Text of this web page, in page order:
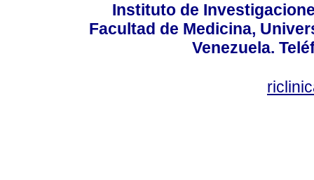
Instituto de
Facultad de Medicina,
Venezuela.